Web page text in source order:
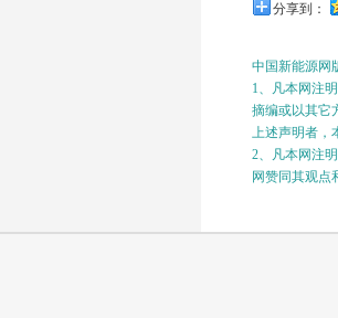
分享到：
中国新能源网
1、凡本网注
摘编或以其它
上述声明者，
2、凡本网注
网赞同其观点